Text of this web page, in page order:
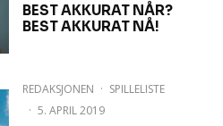
BEST AKKURAT NÅR?
BEST AKKURAT NÅ!
REDAKSJONEN · SPILLELISTE
· 5. APRIL 2019